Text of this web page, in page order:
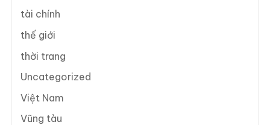
tài chính
thế giới
thời trang
Uncategorized
Việt Nam
Vũng tàu